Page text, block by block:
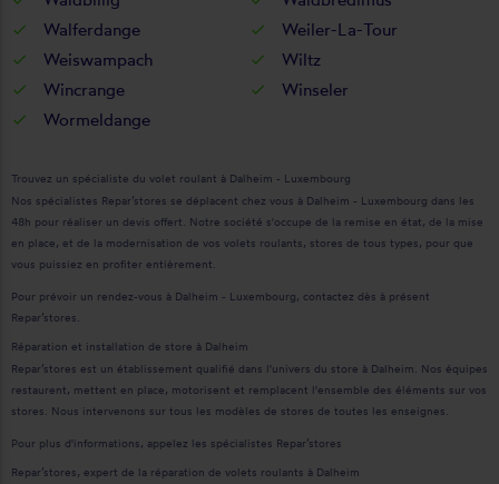
Walferdange
Weiler-La-Tour
Weiswampach
Wiltz
Wincrange
Winseler
Wormeldange
Trouvez un spécialiste du volet roulant à Dalheim - Luxembourg
Nos spécialistes Repar’stores se déplacent chez vous à Dalheim - Luxembourg dans les
48h pour réaliser un devis offert. Notre société s'occupe de la remise en état, de la mise
en place, et de la modernisation de vos volets roulants, stores de tous types, pour que
vous puissiez en profiter entièrement.
Pour prévoir un rendez-vous à Dalheim - Luxembourg, contactez dès à présent
Repar’stores.
Réparation et installation de store à Dalheim
Repar’stores est un établissement qualifié dans l'univers du store à Dalheim. Nos équipes
restaurent, mettent en place, motorisent et remplacent l'ensemble des éléments sur vos
stores. Nous intervenons sur tous les modèles de stores de toutes les enseignes.
Pour plus d'informations, appelez les spécialistes Repar’stores
Repar’stores, expert de la réparation de volets roulants à Dalheim